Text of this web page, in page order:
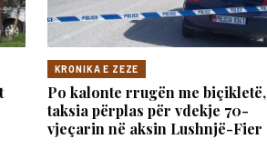
KRONIKA E ZEZE
Po kalonte rrugën me biçikletë,
taksia përplas për vdekje 70-
vjeçarin në aksin Lushnjë-Fier